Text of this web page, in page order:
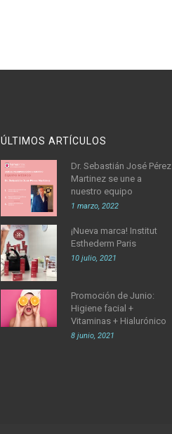
ÚLTIMOS ARTÍCULOS
Dr. Sebastián José Pérez
Martinez se une a
nuestro equipo
1 marzo, 2022
¡Nueva marca! Institut
Esthederm Paris
10 julio, 2021
Promoción de Junio:
Higiene facial +
Vitaminas + Hialurónico
8 junio, 2021